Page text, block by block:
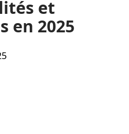
et
en 2025